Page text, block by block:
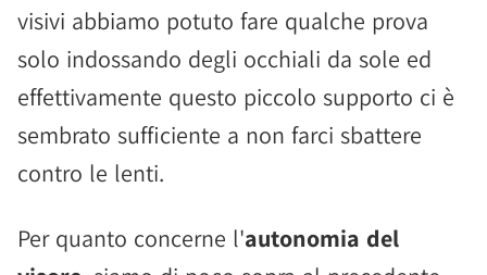
visivi abbiamo potuto fare qualche prova
solo indossando degli occhiali da sole ed
effettivamente questo piccolo supporto ci è
sembrato sufficiente a non farci sbattere
contro le lenti.
Per quanto concerne l'autonomia del